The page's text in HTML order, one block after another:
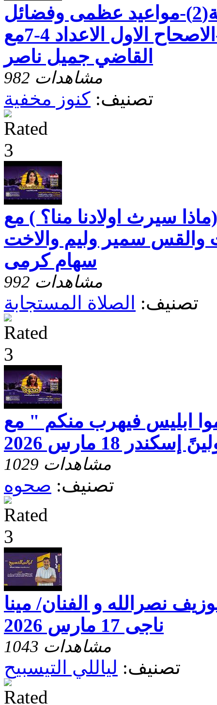
رسالة بطرس الثانية(2)-مواعيد عظمى وفضائل
للحياة العملية-الاصحاح الاول الاعداد 4-7مع
القاضي جميل ناصر
982 مشاهدات
تصنيف: كنوز مخفية
سيرث اولادنا منا؟ ) مع
والقس سمير وليم والاخت
سهام كرمى
992 مشاهدات
تصنيف: الصلاة المستجابة
ابليس فيهرب منكم " مع
18 مارس 2026
1029 مشاهدات
تصنيف: صحوه
نصرالله و الفنان/ مينا
ناجى 17 مارس 2026
1043 مشاهدات
تصنيف: لياللي التيسبيح